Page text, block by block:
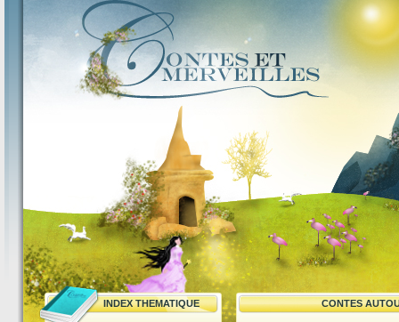
INDEX THEMATIQUE CONTES